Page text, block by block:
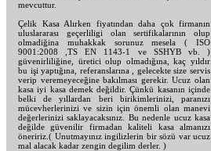
mevcuttur.
Çelik Kasa Alırken fiyatından daha çok firmanın
uluslararası geçerliligi olan sertifikalarının olup
olmadiğina muhakkak sorunuz mesela ( ISO
9001:2008 ,TS EN 1143-1 ve SSHYB vb. )
güvenirliliğine, üretici olup olmadığına, kaç yıldır
bu işi yaptığına, referanslarına , gelecekte size servis
verip veremeyeceğine bakılması gerekir. Ucuz olan
kasa iyi kasa demek değildir. Çünkü kasanın içinde
belki de yıllardan beri birikimlerinizi, paranızı
mücevherlerinizi ve sizin için önemli olan manevi
değerlerinizi saklayacaksınız. Bu nedenle ucuz kasa
değilde güvenilir firmadan kaliteli kasa almanızı
öneririz.( Unutmayınız ingilizlerin bir sözü var ucuz
mal alacak kadar zengin degilim derler. )